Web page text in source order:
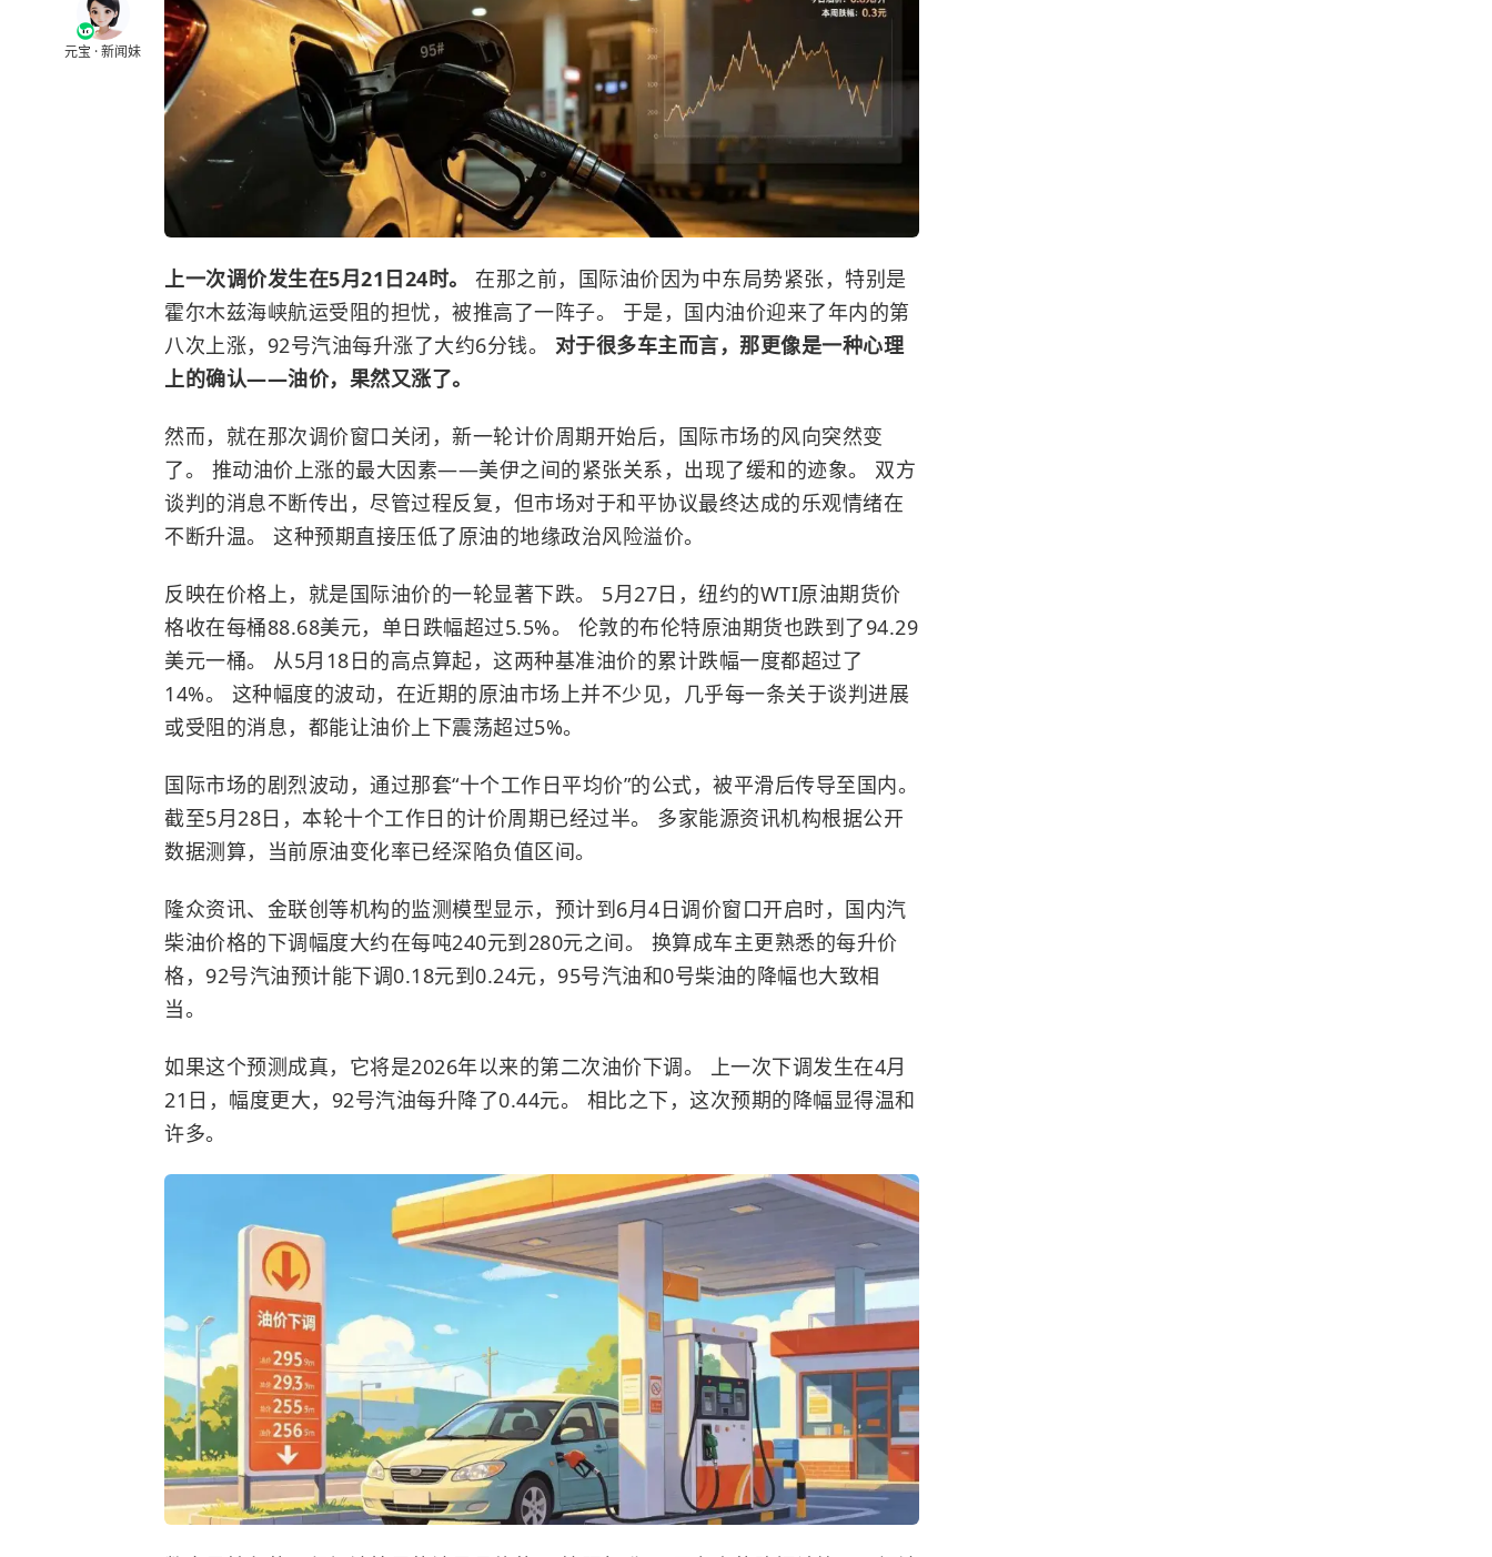
元宝 · 新闻妹
上一次调价发生在5月21日24时。 在那之前，国际油价因为中东局势紧张，特别是
霍尔木兹海峡航运受阻的担忧，被推高了一阵子。 于是，国内油价迎来了年内的第
八次上涨，92号汽油每升涨了大约6分钱。 对于很多车主而言，那更像是一种心理
上的确认——油价，果然又涨了。
然而，就在那次调价窗口关闭，新一轮计价周期开始后，国际市场的风向突然变
了。 推动油价上涨的最大因素——美伊之间的紧张关系，出现了缓和的迹象。 双方
谈判的消息不断传出，尽管过程反复，但市场对于和平协议最终达成的乐观情绪在
不断升温。 这种预期直接压低了原油的地缘政治风险溢价。
反映在价格上，就是国际油价的一轮显著下跌。 5月27日，纽约的WTI原油期货价
格收在每桶88.68美元，单日跌幅超过5.5%。 伦敦的布伦特原油期货也跌到了94.29
美元一桶。 从5月18日的高点算起，这两种基准油价的累计跌幅一度都超过了
14%。 这种幅度的波动，在近期的原油市场上并不少见，几乎每一条关于谈判进展
或受阻的消息，都能让油价上下震荡超过5%。
国际市场的剧烈波动，通过那套“十个工作日平均价”的公式，被平滑后传导至国内。
截至5月28日，本轮十个工作日的计价周期已经过半。 多家能源资讯机构根据公开
数据测算，当前原油变化率已经深陷负值区间。
隆众资讯、金联创等机构的监测模型显示，预计到6月4日调价窗口开启时，国内汽
柴油价格的下调幅度大约在每吨240元到280元之间。 换算成车主更熟悉的每升价
格，92号汽油预计能下调0.18元到0.24元，95号汽油和0号柴油的降幅也大致相
当。
如果这个预测成真，它将是2026年以来的第二次油价下调。 上一次下调发生在4月
21日，幅度更大，92号汽油每升降了0.44元。 相比之下，这次预期的降幅显得温和
许多。